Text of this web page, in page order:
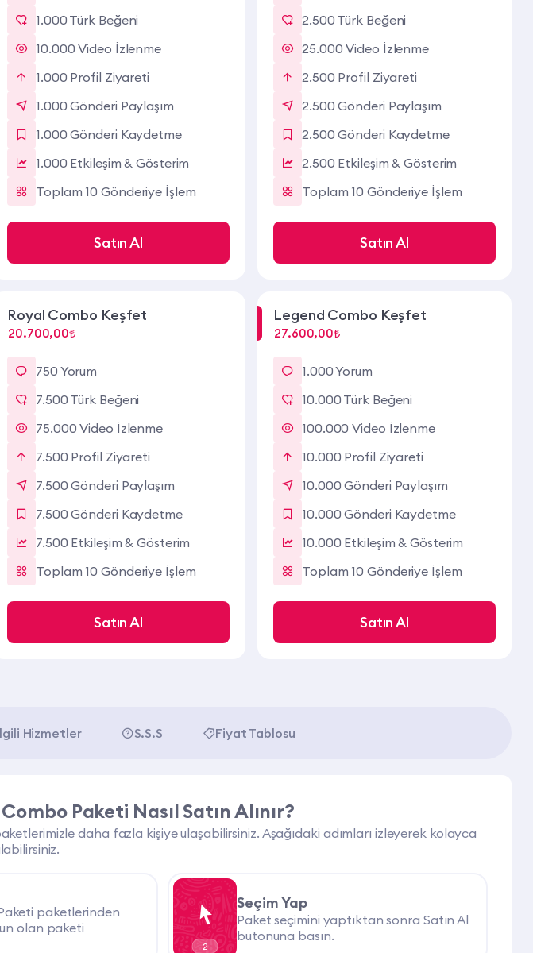
1.000 Türk Beğeni
10.000 Video İzlenme
1.000 Profil Ziyareti
1.000 Gönderi Paylaşım
1.000 Gönderi Kaydetme
1.000 Etkileşim & Gösterim
Toplam 10 Gönderiye İşlem
Satın Al
2.500 Türk Beğeni
25.000 Video İzlenme
2.500 Profil Ziyareti
2.500 Gönderi Paylaşım
2.500 Gönderi Kaydetme
2.500 Etkileşim & Gösterim
Toplam 10 Gönderiye İşlem
Satın Al
Royal Combo Keşfet
20.700,00₺
750 Yorum
7.500 Türk Beğeni
75.000 Video İzlenme
7.500 Profil Ziyareti
7.500 Gönderi Paylaşım
7.500 Gönderi Kaydetme
7.500 Etkileşim & Gösterim
Toplam 10 Gönderiye İşlem
Satın Al
Legend Combo Keşfet
27.600,00₺
1.000 Yorum
10.000 Türk Beğeni
100.000 Video İzlenme
10.000 Profil Ziyareti
10.000 Gönderi Paylaşım
10.000 Gönderi Kaydetme
10.000 Etkileşim & Gösterim
Toplam 10 Gönderiye İşlem
Satın Al
Hizmetler S.S.S Fiyat Tablosu
Paketi Nasıl Satın Alınır?
daha fazla kişiye ulaşabilirsiniz. Aşağıdaki adımları izleyerek kolayca
paketlerinden
olan paketi
2
Seçim Yap
Paket seçimini yaptıktan sonra Satın Al
butonuna basın.